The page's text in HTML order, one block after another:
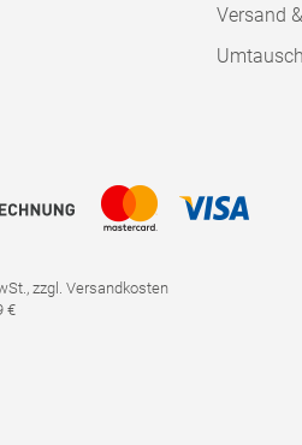
Versand
zzgl. Versandkosten
€